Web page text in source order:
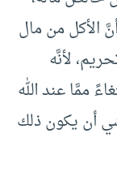
الأكل من مال
لأنَّه
ممَّا عند الله
أن يكون ذلك